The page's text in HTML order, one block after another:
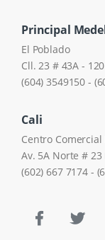
Principal
El Poblado
Cll. 23 # 43A - 120
(604) 3549150 -
Cali
Centro Comercial
Av. 5A Norte # 23
(602) 667 7174 -